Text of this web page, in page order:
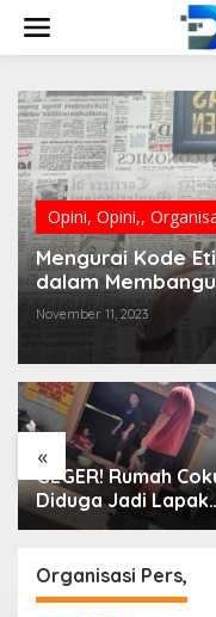
i
Opini, Opini,,
Mengurai Kode
dalam
November 11, 2023
«
GEGER! Rumah
Diduga Jadi Lapak
Timah Ilegal
Lewat CV BBB, Nanti
Ku Bantu Dikit…”
Organisasi Pers,